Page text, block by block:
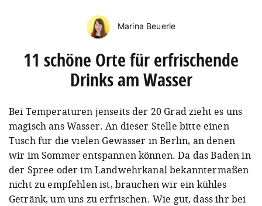
Marina Beuerle
11 schöne Orte für erfrischende
Drinks am Wasser
Bei Temperaturen jenseits der 20 Grad zieht es uns
magisch ans Wasser. An dieser Stelle bitte einen
Tusch für die vielen Gewässer in Berlin, an denen
wir im Sommer entspannen können. Da das Baden in
der Spree oder im Landwehrkanal bekanntermaßen
nicht zu empfehlen ist, brauchen wir ein kühles
Getränk, um uns zu erfrischen. Wie gut, dass ihr bei